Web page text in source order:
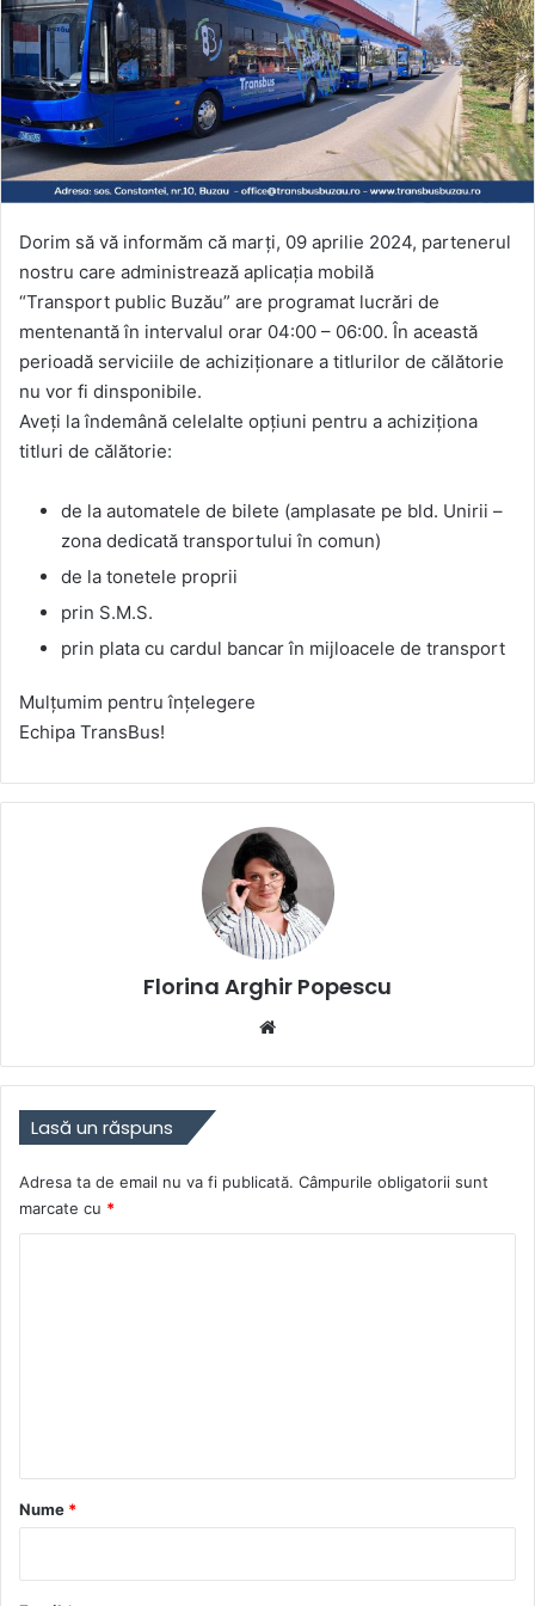
Dorim să vă informăm că marți, 09 aprilie 2024, partenerul
nostru care administrează aplicația mobilă
“Transport public Buzău” are programat lucrări de
mentenantă în intervalul orar 04:00 – 06:00. În această
perioadă serviciile de achiziționare a titlurilor de călătorie
nu vor fi dinsponibile.
Aveți la îndemână celelalte opțiuni pentru a achiziționa
titluri de călătorie:
de la automatele de bilete (amplasate pe bld. Unirii –
zona dedicată transportului în comun)
de la tonetele proprii
prin S.M.S.
prin plata cu cardul bancar în mijloacele de transport
Mulțumim pentru înțelegere
Echipa TransBus!
Florina Arghir Popescu
Lasă un răspuns
Adresa ta de email nu va fi publicată. Câmpurile obligatorii sunt
marcate cu *
r
Nume *